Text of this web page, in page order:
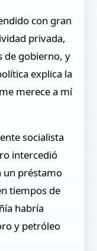
con gran
privada,
de gobierno, y
explica la
merece a mí
socialista
intercedió
un préstamo
tiempos de
habría
y petróleo